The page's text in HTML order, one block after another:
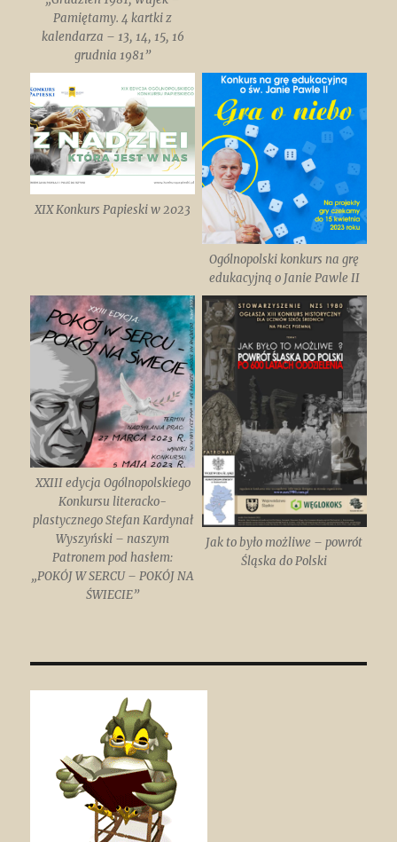
Pamiętamy. 4 kartki z
kalendarza – 13, 14, 15, 16
grudnia 1981”
XIX Konkurs Papieski w 2023
Ogólnopolski konkurs na grę
edukacyjną o Janie Pawle II
XXIII edycja Ogólnopolskiego
Konkursu literacko-
plastycznego Stefan Kardynał
Wyszyński – naszym
Patronem pod hasłem:
„POKÓJ W SERCU – POKÓJ NA
ŚWIECIE”
Jak to było możliwe – powrót
Śląska do Polski